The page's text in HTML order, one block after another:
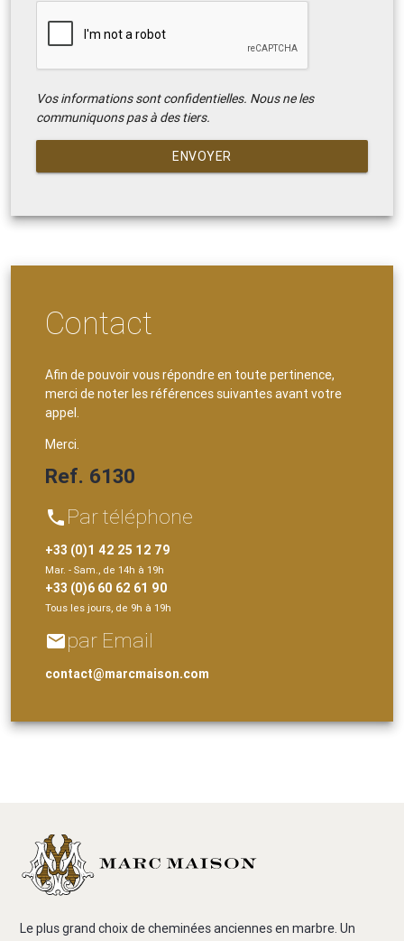
Vos informations sont confidentielles. Nous ne les
communiquons pas à des tiers.
ENVOYER
Contact
Afin de pouvoir vous répondre en toute pertinence,
merci de noter les références suivantes avant votre
appel.
Merci.
Ref. 6130
phone Par téléphone
+33 (0)1 42 25 12 79
Mar. - Sam., de 14h à 19h
+33 (0)6 60 62 61 90
Tous les jours, de 9h à 19h
emailpar Email
contact@marcmaison.com
Le plus grand choix de cheminées anciennes en marbre. Un